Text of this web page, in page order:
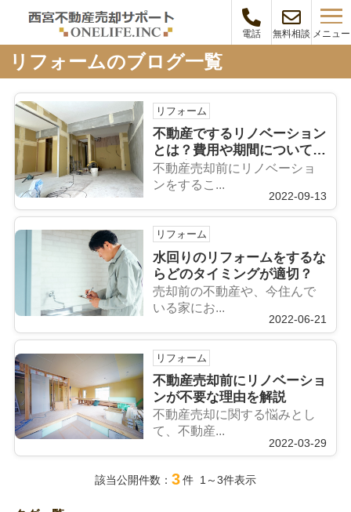
電話 無料相談 メニュー
リフォームのブログ一覧
リフォーム
不動産でするリノベーション
とは？費用や期間についても
ご紹介
不動産売却前にリノベーショ
ンをするこ...
2022-09-13
リフォーム
水回りのリフォームをするな
らどのタイミングが適切？
売却前の不動産や、今住んで
いる家にお...
2022-06-21
リフォーム
不動産売却前にリノベーショ
ンが不要な理由を解説
不動産売却に関する悩みとし
て、不動産...
2022-03-29
該当公開件数： 3件 1～3件表示